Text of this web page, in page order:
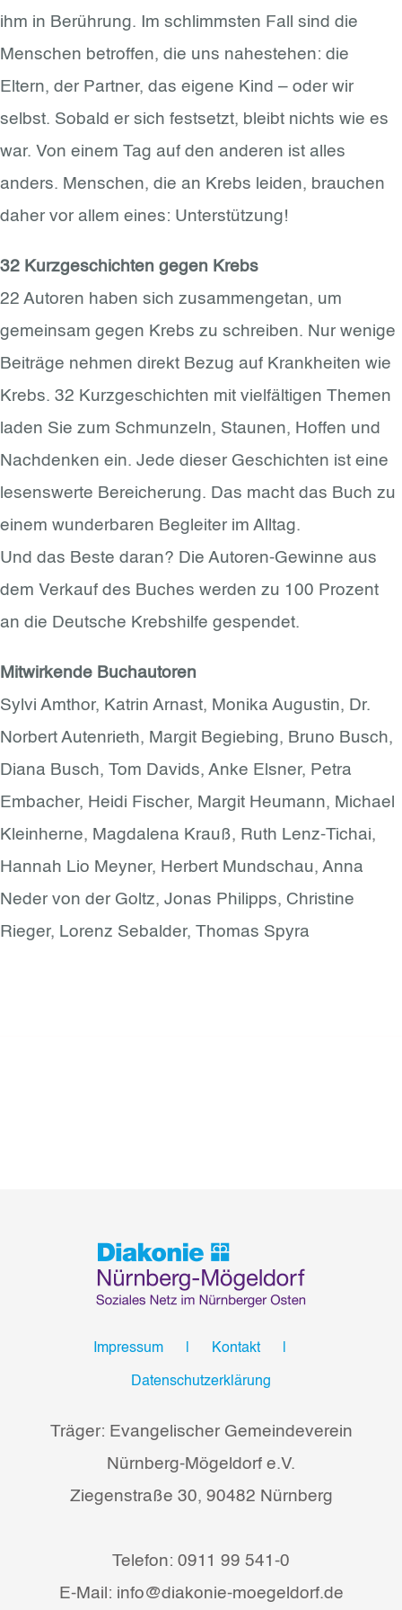
ihm in Berührung. Im schlimmsten Fall sind die
Menschen betroffen, die uns nahestehen: die
Eltern, der Partner, das eigene Kind – oder wir
selbst. Sobald er sich festsetzt, bleibt nichts wie es
war. Von einem Tag auf den anderen ist alles
anders. Menschen, die an Krebs leiden, brauchen
daher vor allem eines: Unterstützung!
32 Kurzgeschichten gegen Krebs
22 Autoren haben sich zusammengetan, um
gemeinsam gegen Krebs zu schreiben. Nur wenige
Beiträge nehmen direkt Bezug auf Krankheiten wie
Krebs. 32 Kurzgeschichten mit vielfältigen Themen
laden Sie zum Schmunzeln, Staunen, Hoffen und
Nachdenken ein. Jede dieser Geschichten ist eine
lesenswerte Bereicherung. Das macht das Buch zu
einem wunderbaren Begleiter im Alltag.
Und das Beste daran? Die Autoren-Gewinne aus
dem Verkauf des Buches werden zu 100 Prozent
an die Deutsche Krebshilfe gespendet.
Mitwirkende Buchautoren
Sylvi Amthor, Katrin Arnast, Monika Augustin, Dr.
Norbert Autenrieth, Margit Begiebing, Bruno Busch,
Diana Busch, Tom Davids, Anke Elsner, Petra
Embacher, Heidi Fischer, Margit Heumann, Michael
Kleinherne, Magdalena Krauß, Ruth Lenz-Tichai,
Hannah Lio Meyner, Herbert Mundschau, Anna
Neder von der Goltz, Jonas Philipps, Christine
Rieger, Lorenz Sebalder, Thomas Spyra
Impressum Kontakt
Datenschutzerklärung
Träger: Evangelischer Gemeindeverein
Nürnberg-Mögeldorf e.V.
Ziegenstraße 30, 90482 Nürnberg
Telefon: 0911 99 541-0
E-Mail: info@diakonie-moegeldorf.de